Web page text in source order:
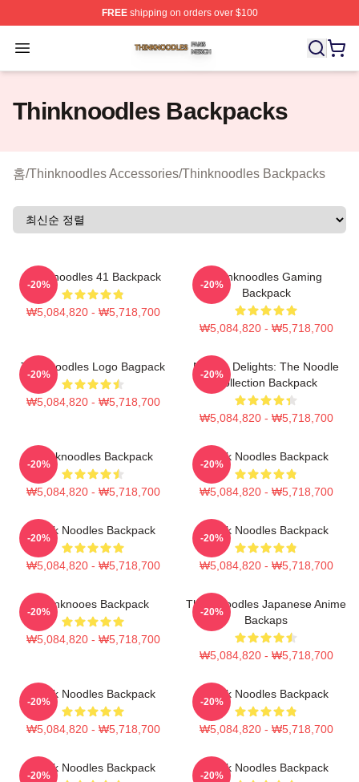
FREEshipping on orders over $100
Open menu
Thinknoodles Shop ⚡️ Officially Licensed
Thinknoodles Backpacks
홈/Thinknoodles Accessories/Thinknoodles Backpacks
Thinknoodles 41 Backpack
₩5,084,820 - ₩5,718,700
-20%
Thinknoodles Gaming
Backpack
₩5,084,820 - ₩5,718,700
-20%
Thinknoodles Logo Bagpack
₩5,084,820 - ₩5,718,700
-20%
Noodle Delights: The Noodle
Collection Backpack
₩5,084,820 - ₩5,718,700
-20%
Thinknoodles Backpack
₩5,084,820 - ₩5,718,700
-20%
Think Noodles Backpack
₩5,084,820 - ₩5,718,700
-20%
Think Noodles Backpack
₩5,084,820 - ₩5,718,700
-20%
Think Noodles Backpack
₩5,084,820 - ₩5,718,700
-20%
Thinknooes Backpack
₩5,084,820 - ₩5,718,700
-20%
Think Noodles Japanese Anime
Backaps
₩5,084,820 - ₩5,718,700
-20%
Think Noodles Backpack
₩5,084,820 - ₩5,718,700
-20%
Think Noodles Backpack
₩5,084,820 - ₩5,718,700
-20%
Think Noodles Backpack
-20%
Think Noodles Backpack
-20%